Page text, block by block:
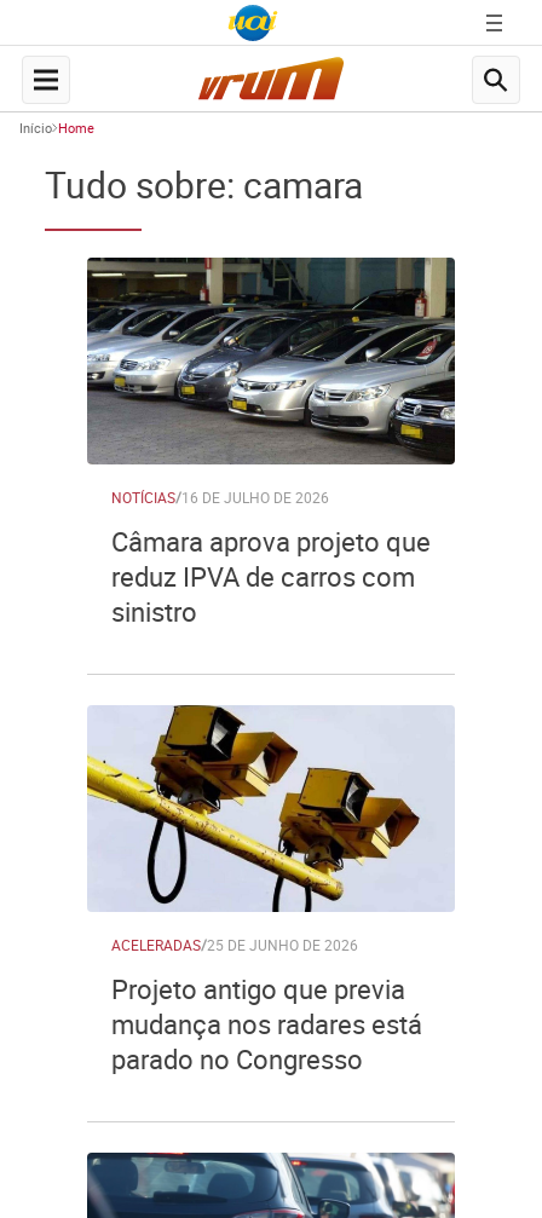
Início Home
Tudo sobre: camara
NOTÍCIAS/16 DE JULHO DE 2026
Câmara aprova projeto que
reduz IPVA de carros com
sinistro
ACELERADAS/25 DE JUNHO DE 2026
Projeto antigo que previa
mudança nos radares está
parado no Congresso